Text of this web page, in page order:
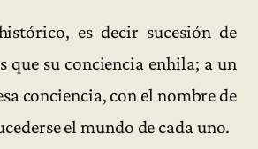
es decir sucesión de
que su conciencia enhila; a un
conciencia, con el nombre de
el mundo de cada uno.